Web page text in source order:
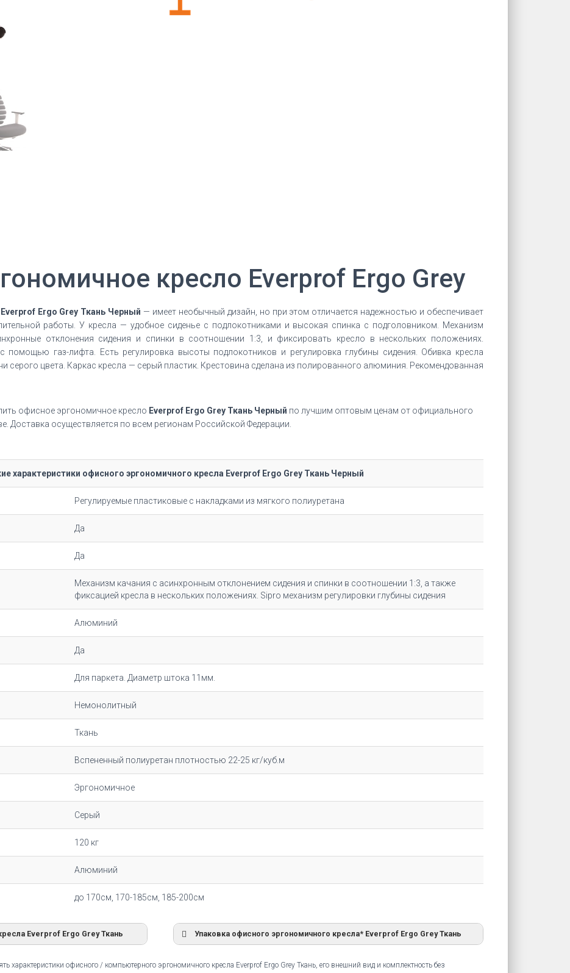
кресло Everprof Ergo Grey
Ergo Grey Ткань Черный — имеет необычный дизайн, но при этом отличается надежностью и обеспечивает
работы. У кресла — удобное сиденье с подлокотниками и высокая спинка с подголовником. Механизм
отклонения сидения и спинки в соотношении 1:3, и фиксировать кресло в нескольких положениях.
помощью газ-лифта. Есть регулировка высоты подлокотников и регулировка глубины сидения. Обивка кресла
серого цвета. Каркас кресла — серый пластик. Крестовина сделана из полированного алюминия. Рекомендованная
офисное эргономичное кресло Everprof Ergo Grey Ткань Черный по лучшим оптовым ценам от официального
Доставка осуществляется по всем регионам Российской Федерации.
характеристики офисного эргономичного кресла Everprof Ergo Grey Ткань Черный
Регулируемые пластиковые с накладками из мягкого полиуретана
Да
Да
Механизм качания с асинхронным отклонением сидения и спинки в соотношении 1:3, а также
фиксацией кресла в нескольких положениях. Sipro механизм регулировки глубины сидения
Алюминий
Да
Для паркета. Диаметр штока 11мм.
Немонолитный
Ткань
Вспененный полиуретан плотностью 22-25 кг/куб.м
Эргономичное
Серый
120 кг
Алюминий
до 170см, 170-185см, 185-200см
Everprof Ergo Grey Ткань Упаковка офисного эргономичного кресла* Everprof Ergo Grey Ткань
характеристики офисного / компьютерного эргономичного кресла Everprof Ergo Grey Ткань, его внешний вид и комплектность без